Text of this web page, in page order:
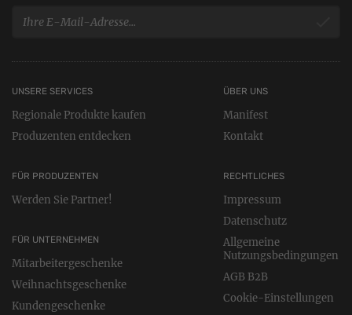
UNSERE SERVICES
Regionale Produkte kaufen
Produzenten entdecken
FÜR PRODUZENTEN
Werden Sie Partner!
FÜR UNTERNEHMEN
Mitarbeitergeschenke
Weihnachtsgeschenke
Kundengeschenke
RECHTLICHES
Impressum
Datenschutz
Allgemeine
Nutzungsbedingungen
AGB B2B
Cookie-Einstellungen
ÜBER UNS
Manifest
Kontakt